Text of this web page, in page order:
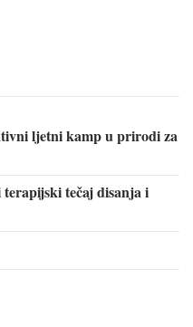
ljetni kamp u prirodi za
tečaj disanja i